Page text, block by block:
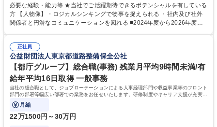
務 ■営業部門の企画スタッフ、ルート営業 【キャリアパス】入社後の配属
ポジションで一定期間ご活躍頂いた後、本人の適性及び将来のキャリアを
鑑みてジョブローテーションを行います。 【育成】OJTでの現場育成や研
表するインフラ企業 #ポテンシャル採用
必要な経験・能力等 ★当社でご活躍期待できるポテンシャルを有している
方 【人物像】・ロジカルシンキングで物事を捉えられる ・社内及び社外
関係者と円滑なコミュニケーションを図れる ■2024年度から2026年度ま
72.html ■エネルギーセキュリティの不安定化や気候変動による自然災害の
甚大化など、これまで以上に社会課題解決の重要性が高まっています。
「未来の日常」の創造に向けて持続可能な社会の実現に貢献してまいりま
す。 学歴・資格 学歴：大学院 大学 語学力： 資格：
正社員
公益財団法人東京都道路整備保全公社
【都庁グループ】総合職(事務) 残業月平均9時間未満/有
給年平均16日取得 一般事務
当社の総合職として、ジョブローテーションによる人事経理部門や収益事業等のフロント
部門の部署等幅広い部署での業務をお任せいたします。研修制度やキャリア支援が充実し
ております！ ※下記業務詳細
月給
22万1500円～30万円